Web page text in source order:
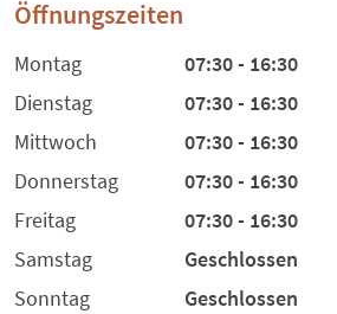
Öffnungszeiten
Montag
07:30 - 16:30
Dienstag
07:30 - 16:30
Mittwoch
07:30 - 16:30
Donnerstag
07:30 - 16:30
Freitag
07:30 - 16:30
Samstag
Geschlossen
Sonntag
Geschlossen